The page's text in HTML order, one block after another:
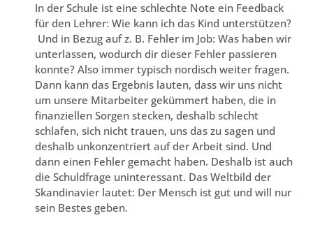
In der Schule ist eine schlechte Note ein Feedback
für den Lehrer: Wie kann ich das Kind unterstützen?
Und in Bezug auf z. B. Fehler im Job: Was haben wir
unterlassen, wodurch dir dieser Fehler passieren
konnte? Also immer typisch nordisch weiter fragen.
Dann kann das Ergebnis lauten, dass wir uns nicht
um unsere Mitarbeiter gekümmert haben, die in
finanziellen Sorgen stecken, deshalb schlecht
schlafen, sich nicht trauen, uns das zu sagen und
deshalb unkonzentriert auf der Arbeit sind. Und
dann einen Fehler gemacht haben. Deshalb ist auch
die Schuldfrage uninteressant. Das Weltbild der
Skandinavier lautet: Der Mensch ist gut und will nur
sein Bestes geben.